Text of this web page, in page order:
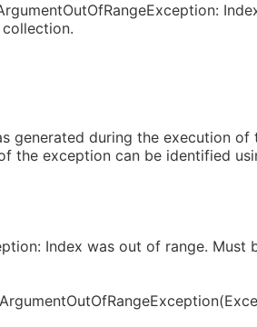
generated during the execution
the exception can be identified
Index was out of range.